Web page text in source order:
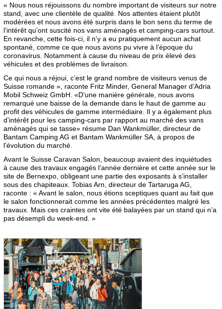
« Nous nous réjouissons du nombre important de visiteurs sur notre
stand, avec une clientèle de qualité. Nos attentes étaient plutôt
modérées et nous avons été surpris dans le bon sens du terme de
l’intérêt qu’ont suscité nos vans aménagés et camping-cars surtout.
En revanche, cette fois-ci, il n’y a eu pratiquement aucun achat
spontané, comme ce que nous avons pu vivre à l’époque du
coronavirus. Notamment à cause du niveau de prix élevé des
véhicules et des problèmes de livraison.
Ce qui nous a réjoui, c’est le grand nombre de visiteurs venus de
Suisse romande », raconte Fritz Minder, General Manager d’Adria
Mobil Schweiz GmbH. «D’une manière générale, nous avons
remarqué une baisse de la demande dans le haut de gamme au
profit des véhicules de gamme intermédiaire. Il y a également plus
d’intérêt pour les camping-cars par rapport au marché des vans
aménagés qui se tasse» résume Dan Wankmüller, directeur de
Bantam Camping AG et Bantam Wankmüller SA, à propos de
l’évolution du marché.
Avant le Suisse Caravan Salon, beaucoup avaient des inquiétudes
à cause des travaux engagés l’année dernière et cette année sur le
site de Bernexpo, obligeant une partie des exposants à s’installer
sous des chapiteaux. Tobias Arn, directeur de Tartaruga AG,
raconte : « Avant le salon, nous étions sceptiques quant au fait que
le salon fonctionnerait comme les années précédentes malgré les
travaux. Mais ces craintes ont vite été balayées par un stand qui n’a
pas désempli du week-end. »